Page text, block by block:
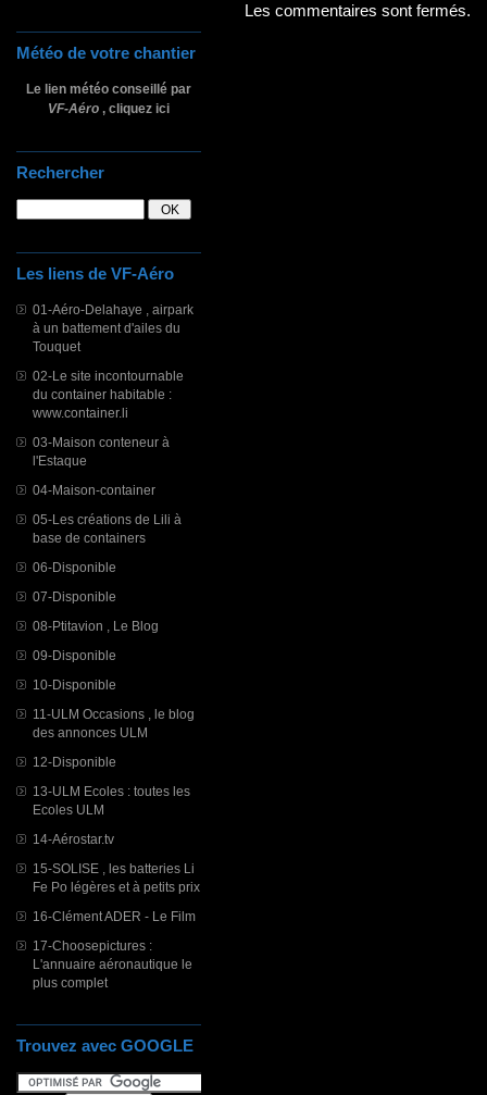
Météo de votre chantier
Le lien météo conseillé par
VF-Aéro , cliquez ici
Rechercher
Les liens de VF-Aéro
01-Aéro-Delahaye , airpark
à un battement d'ailes du
Touquet
02-Le site incontournable
du container habitable :
www.container.li
03-Maison conteneur à
l'Estaque
04-Maison-container
05-Les créations de Lili à
base de containers
06-Disponible
07-Disponible
08-Ptitavion , Le Blog
09-Disponible
10-Disponible
11-ULM Occasions , le blog
des annonces ULM
12-Disponible
13-ULM Ecoles : toutes les
Ecoles ULM
14-Aérostar.tv
15-SOLISE , les batteries Li
Fe Po légères et à petits prix
16-Clément ADER - Le Film
17-Choosepictures :
L'annuaire aéronautique le
plus complet
Trouvez avec GOOGLE
Les commentaires sont fermés.